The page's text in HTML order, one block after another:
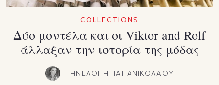
COLLECTIONS
Δύο μοντέλα και οι Viktor and Rolf
άλλαξαν την ιστορία της μόδας
ΠΗΝΕΛΟΠΗ ΠΑΠΑΝΙΚΟΛΑΟΥ